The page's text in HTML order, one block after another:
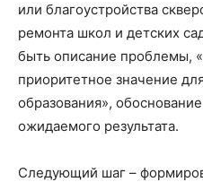
или благоустройства
ремонта школ и детских
быть описание проблемы,
приоритетное значение
образования»,
ожидаемого результата.
Следующий шаг –